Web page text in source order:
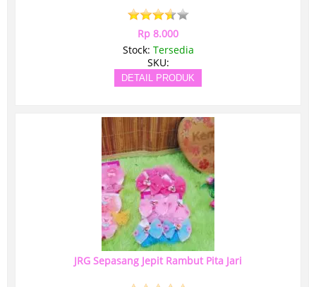
Rp 8.000
Stock: Tersedia
SKU:
DETAIL PRODUK
JRG Sepasang Jepit Rambut Pita Jari